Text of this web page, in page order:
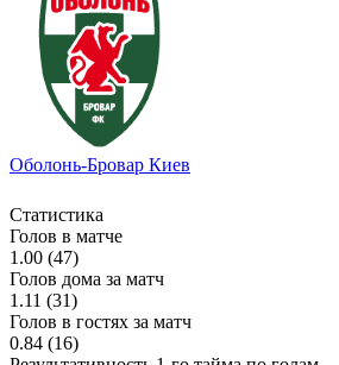
Оболонь-Бровар Киев
Статистика
Голов в матче
1.00 (47)
Голов дома за матч
1.11 (31)
Голов в гостях за матч
0.84 (16)